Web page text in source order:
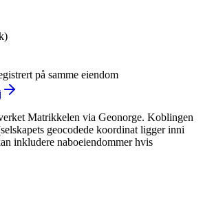
)
på samme eiendom
Matrikkelen via Geonorge. Koblingen
geocodede koordinat ligger inni
inkludere naboeiendommer hvis